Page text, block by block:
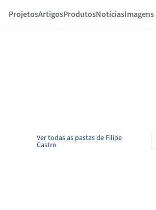
ProjetosArtigosProdutosNotíciasImagens
Ver todas as pastas de Filipe
Castro